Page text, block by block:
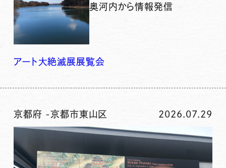
奥河内から情報発信
アート 大絶滅展展覧会
京都府 -京都市東山区 2026.07.29